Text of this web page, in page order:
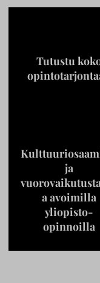
Tutustu
ja
a avoimilla
yliopisto-
opinnoilla